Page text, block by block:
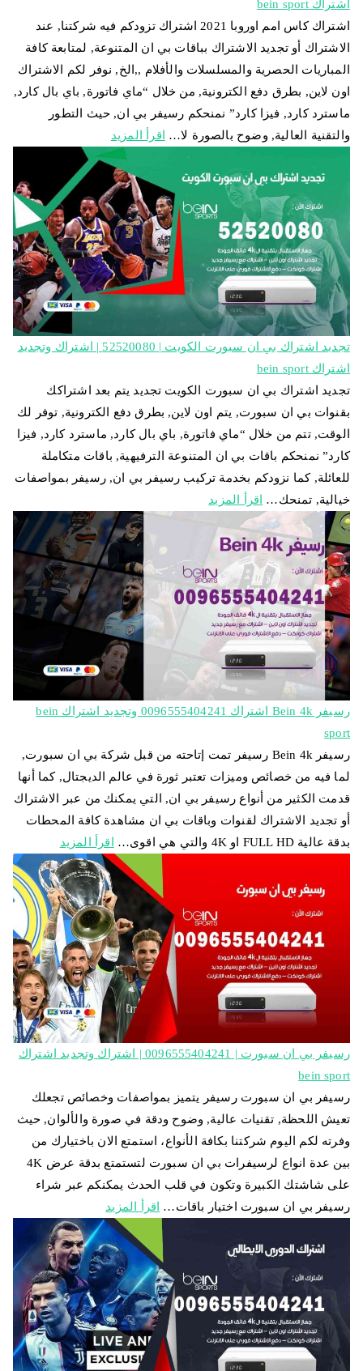
اشتراك bein sport
اشتراك كاس امم اوروبا 2021 اشتراك تزودكم فيه شركتنا, عند
الاشتراك أو تجديد الاشتراك بباقات بي ان المتنوعة, لمتابعة كافة
المباريات الحصرية والمسلسلات والأفلام ,,الخ, نوفر لكم الاشتراك
اون لاين, بطرق دفع الكترونية, من خلال “ماي فاتورة, باي بال كارد,
ماسترد كارد, فيزا كارد” نمنحكم رسيفر بي ان, حيث التطور
والتقنية العالية, وضوح بالصورة لا…
اقرأ المزيد
تجديد اشتراك بي ان سبورت الكويت | 52520080 | اشتراك وتجديد
اشتراك bein sport
تجديد اشتراك بي ان سبورت الكويت تجديد يتم بعد اشتراكك
بقنوات بي ان سبورت, يتم اون لاين, بطرق دفع الكترونية, توفر لك
الوقت, تتم من خلال “ماي فاتورة, باي بال كارد, ماسترد كارد, فيزا
كارد” نمنحكم باقات بي ان المتنوعة الترفيهية, باقات متكاملة
للعائلة, كما نزودكم بخدمة تركيب رسيفر بي ان, رسيفر بمواصفات
خيالية, تمنحك…
اقرأ المزيد
رسيفر Bein 4k اشتراك 0096555404241 وتجديد اشتراك bein
sport
رسيفر Bein 4k رسيفر تمت إتاحته من قبل شركة بي ان سبورت,
لما فيه من خصائص وميزات تعتبر ثورة في عالم الديجتال, كما أنها
قدمت الكثير من أنواع رسيفر بي ان, التي يمكنك من عبر الاشتراك
أو تجديد الاشتراك لقنوات وباقات بي ان مشاهدة كافة المحطات
بدقة عالية FULL HD او 4K والتي هي اقوى…
اقرأ المزيد
رسيفر بي ان سبورت | 0096555404241 | اشتراك وتجديد اشتراك
bein sport
رسيفر بي ان سبورت رسيفر يتميز بمواصفات وخصائص تجعلك
تعيش اللحظة, تقنيات عالية, وضوح ودقة في صورة والألوان, حيث
وفرته لكم اليوم شركتنا بكافة الأنواع، استمتع الان باختيارك من
بين عدة انواع لرسيفرات بي ان سبورت لتستمتع بدقة عرض 4K
على شاشتك الكبيرة وتكون في قلب الحدث يمكنكم عبر شراء
رسيفر بي ان سبورت اختيار باقات…
اقرأ المزيد